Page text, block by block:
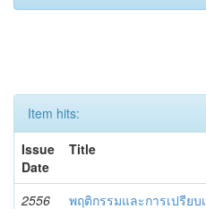
Item hits:
Issue
Date
Title
2556
พฤติกรรมและการเปรียบ